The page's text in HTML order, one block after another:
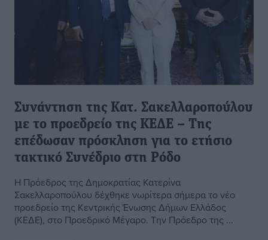
Συνάντηση της Κατ. Σακελλαροπούλου
με το προεδρείο της ΚΕΔΕ – Της
επέδωσαν πρόσκληση για το ετήσιο
τακτικό Συνέδριο στη Ρόδο
Η Πρόεδρος της Δημοκρατίας Κατερίνα
Σακελλαροπούλου δέχθηκε νωρίτερα σήμερα το νέο
προεδρείο της Κεντρικής Ένωσης Δήμων Ελλάδος
(ΚΕΔΕ), στο Προεδρικό Μέγαρο. Την Πρόεδρο της ...